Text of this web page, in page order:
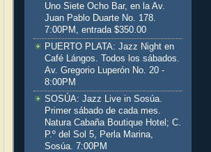
Uno Siete Ocho Bar, en la Av.
Juan Pablo Duarte No. 178.
7:00PM, entrada $350.00
PUERTO PLATA: Jazz Night en
Café Lángos. Todos los sábados.
Av. Gregorio Luperón No. 20 -
8:00PM
SOSÚA: Jazz Live in Sosúa.
Primer sábado de cada mes.
Natura Cabaña Boutique Hotel; C.
P.º del Sol 5, Perla Marina,
Sosúa. 7:00PM